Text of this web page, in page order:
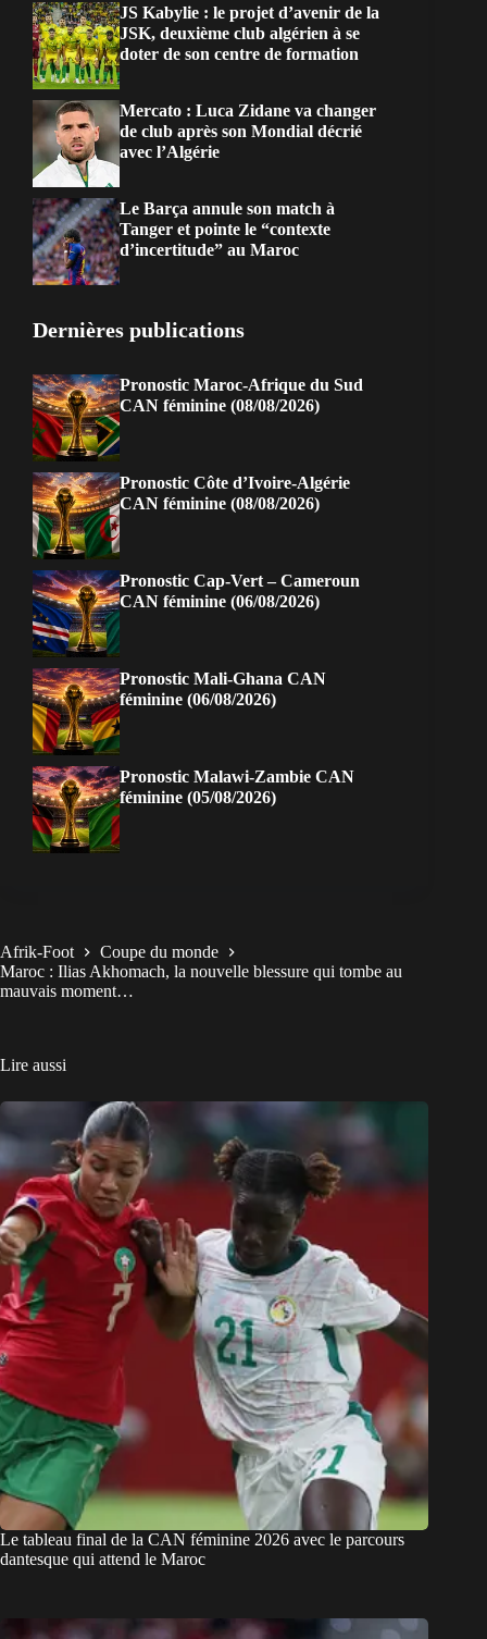
JS Kabylie : le projet d’avenir de la
JSK, deuxième club algérien à se
doter de son centre de formation
Mercato : Luca Zidane va changer
de club après son Mondial décrié
avec l’Algérie
Le Barça annule son match à
Tanger et pointe le “contexte
d’incertitude” au Maroc
Dernières publications
Pronostic Maroc-Afrique du Sud
CAN féminine (08/08/2026)
Pronostic Côte d’Ivoire-Algérie
CAN féminine (08/08/2026)
Pronostic Cap-Vert – Cameroun
CAN féminine (06/08/2026)
Pronostic Mali-Ghana CAN
féminine (06/08/2026)
Pronostic Malawi-Zambie CAN
féminine (05/08/2026)
Afrik-Foot
Coupe du monde
Maroc : Ilias Akhomach, la nouvelle blessure qui tombe au
mauvais moment…
Lire aussi
Le tableau final de la CAN féminine 2026 avec le parcours
dantesque qui attend le Maroc